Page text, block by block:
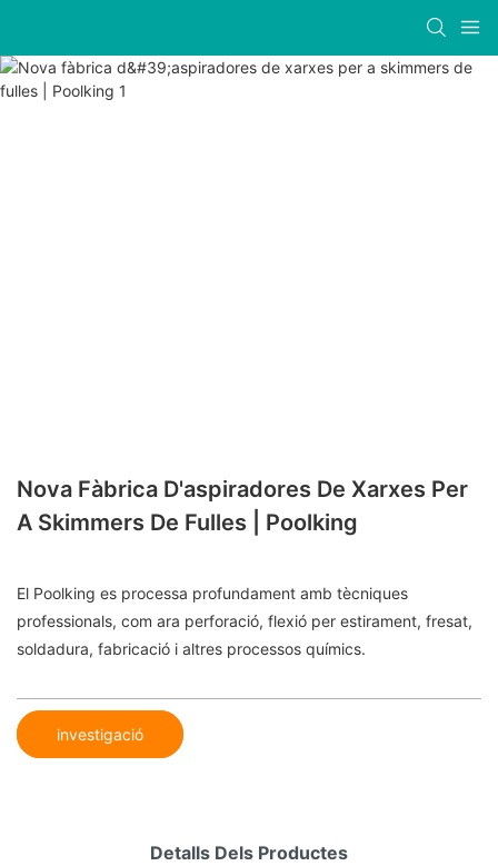
Nova Fàbrica D'aspiradores De Xarxes Per
A Skimmers De Fulles | Poolking
El Poolking es processa profundament amb tècniques
professionals, com ara perforació, flexió per estirament, fresat,
soldadura, fabricació i altres processos químics.
investigació
Detalls Dels Productes